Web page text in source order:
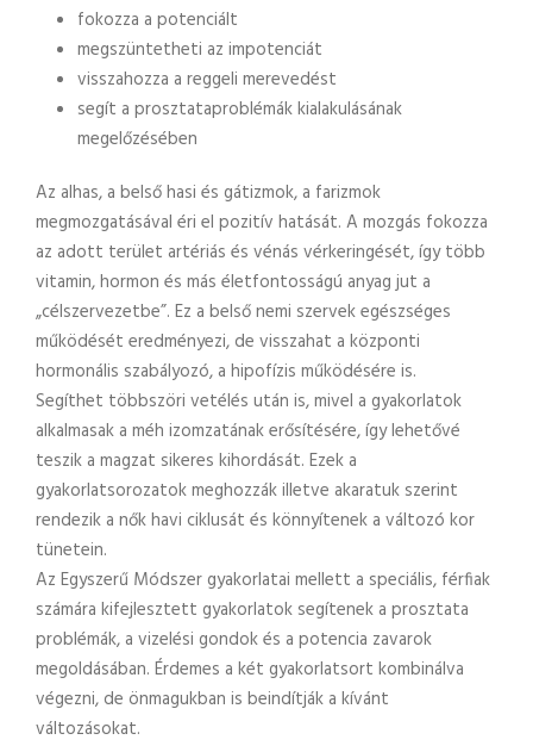
fokozza a potenciált
megszüntetheti az impotenciát
visszahozza a reggeli merevedést
segít a prosztataproblémák kialakulásának
megelőzésében
Az alhas, a belső hasi és gátizmok, a farizmok
megmozgatásával éri el pozitív hatását. A mozgás fokozza
az adott terület artériás és vénás vérkeringését, így több
vitamin, hormon és más életfontosságú anyag jut a
„célszervezetbe”. Ez a belső nemi szervek egészséges
működését eredményezi, de visszahat a központi
hormonális szabályozó, a hipofízis működésére is.
Segíthet többszöri vetélés után is, mivel a gyakorlatok
alkalmasak a méh izomzatának erősítésére, így lehetővé
teszik a magzat sikeres kihordását. Ezek a
gyakorlatsorozatok meghozzák illetve akaratuk szerint
rendezik a nők havi ciklusát és könnyítenek a változó kor
tünetein.
Az Egyszerű Módszer gyakorlatai mellett a speciális, férfiak
számára kifejlesztett gyakorlatok segítenek a prosztata
problémák, a vizelési gondok és a potencia zavarok
megoldásában. Érdemes a két gyakorlatsort kombinálva
végezni, de önmagukban is beindítják a kívánt
változásokat.